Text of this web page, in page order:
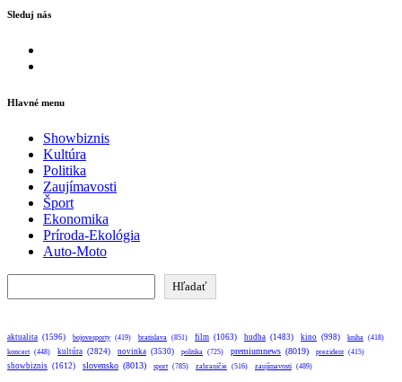
Sleduj nás
Hlavné menu
Showbiznis
Kultúra
Politika
Zaujímavosti
Šport
Ekonomika
Príroda-Ekológia
Auto-Moto
Hľadať
aktualita (1596) bojovesporty (419) bratislava (851) film (1063) hudba (1483) kino (998) kniha (418)
koncert (448) kultúra (2824) novinka (3530) politika (725) premiumnews (8019) prezident (415)
showbiznis (1612) slovensko (8013) sport (785) zahraničie (516) zaujímavosti (489)